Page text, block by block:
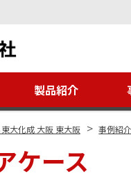
製品紹介
大化成 大阪 東大阪 > 事例紹介
ケース